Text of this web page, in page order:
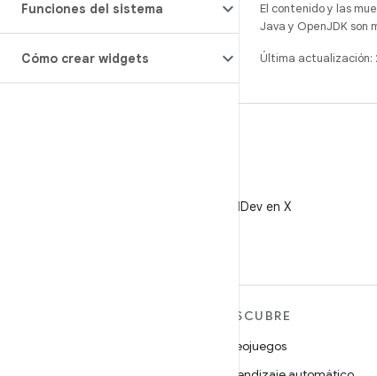
Funciones del sistema
Cómo crear widgets
El contenido y las
Java y OpenJDK son
Última
Sigue a @AndroidDev en X
DESCUBRE
Videojuegos